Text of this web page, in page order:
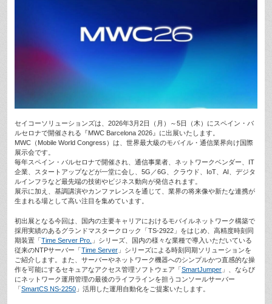
セイコーソリューションズは、2026年3月2日（月）～5日（木）にスペイン・バ
ルセロナで開催される『MWC Barcelona 2026』に出展いたします。
MWC（Mobile World Congress）は、世界最大級のモバイル・通信業界向け国際
展示会です。
毎年スペイン・バルセロナで開催され、通信事業者、ネットワークベンダー、IT
企業、スタートアップなどが一堂に会し、5G／6G、クラウド、IoT、AI、デジタ
ルインフラなど最先端の技術やビジネス動向が発信されます。
展示に加え、基調講演やカンファレンスを通じて、業界の将来像や新たな連携が
生まれる場として高い注目を集めています。
初出展となる今回は、国内の主要キャリアにおけるモバイルネットワーク構築で
採用実績のあるグランドマスタークロック「TS-2922」をはじめ、高精度時刻同
期装置「Time Server Pro. 」シリーズ、国内の様々な業種で導入いただいている
従来のNTPサーバー「Time Server 」シリーズによる時刻同期ソリューションを
ご紹介します。また、サーバーやネットワーク機器へのシンプルかつ直感的な操
作を可能にするセキュアなアクセス管理ソフトウェア「SmartJumper 」、ならび
にネットワーク運用管理の最後のライフラインを担うコンソールサーバー
「SmartCS NS-2250 」活用した運用自動化をご提案いたします。